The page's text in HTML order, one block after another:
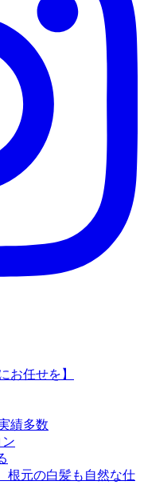
お任せを】
績多数
根元の白髪も自然な仕